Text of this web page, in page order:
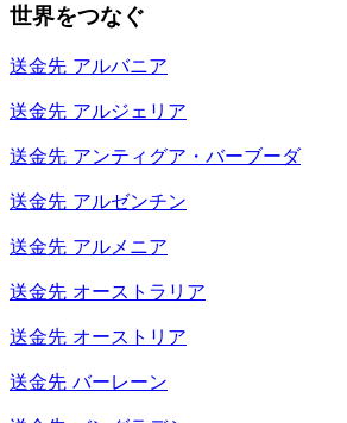
世界をつなぐ
送金先 アルバニア
送金先 アルジェリア
送金先 アンティグア・バーブーダ
送金先 アルゼンチン
送金先 アルメニア
送金先 オーストラリア
送金先 オーストリア
送金先 バーレーン